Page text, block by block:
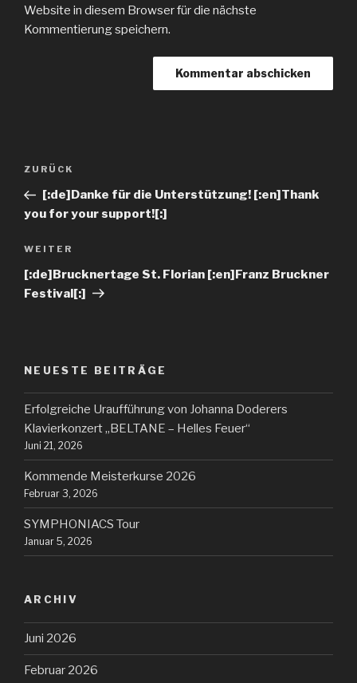
Website in diesem Browser für die nächste
Kommentierung speichern.
ZURÜCK
[:de]Danke für die Unterstützung! [:en]Thank
you for your support![:]
WEITER
[:de]Brucknertage St. Florian [:en]Franz Bruckner
Festival[:]
NEUESTE BEITRÄGE
Erfolgreiche Uraufführung von Johanna Doderers
Klavierkonzert „BELTANE – Helles Feuer“
Juni 21, 2026
Kommende Meisterkurse 2026
Februar 3, 2026
SYMPHONIACS Tour
Januar 5, 2026
ARCHIV
Juni 2026
Februar 2026